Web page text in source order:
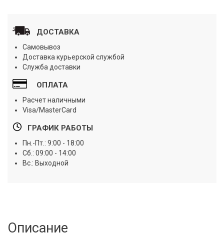
ДОСТАВКА
Самовывоз
Доставка курьерской службой
Служба доставки
ОПЛАТА
Расчет наличными
Visa/MasterCard
ГРАФИК РАБОТЫ
Пн.-Пт.: 9:00 - 18:00
Сб.: 09:00 - 14:00
Вс.: Выходной
Описание